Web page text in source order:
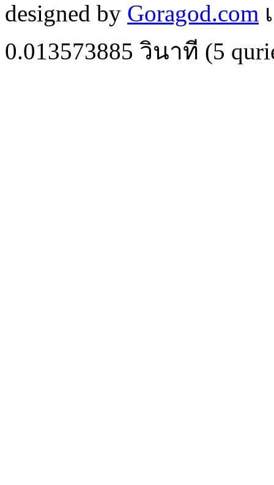
designed by Goragod.com
0.013573885 วินาที (5